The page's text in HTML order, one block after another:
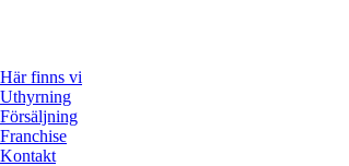
Här finns vi
Uthyrning
Försäljning
Franchise
Kontakt